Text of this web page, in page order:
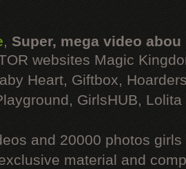
, Super, mega video abou
websites Magic
Heart, Giftbox,
GirlsHUB, Lolita
and 20000 photos
material and